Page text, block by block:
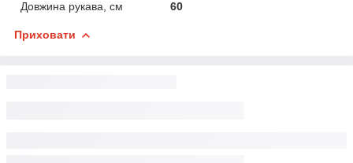
Довжина рукава, см
60
Приховати